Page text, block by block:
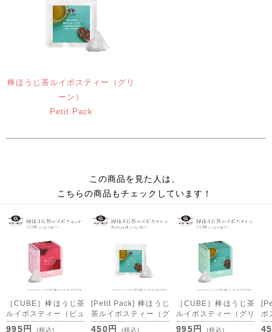
棒ほうじ茶ルイボスティー（グリ
ーン）
Petit Pack
この商品を見た人は、
こちらの商品もチェックしています！
［CUBE］棒ほうじ茶
ルイボスティー（ピュ
ア） 2.0g×20包
995円 (税込)
[Petit Pack] 棒ほうじ
茶ルイボスティー（グ
リーン） 2.0g×5包
450円 (税込)
［CUBE］棒ほうじ茶
ルイボスティー（グリ
ーン） 2.0g×20包
995円 (税込)
ボ
[M